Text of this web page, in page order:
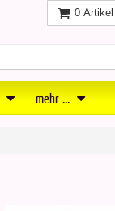
0 Artikel
mehr ...